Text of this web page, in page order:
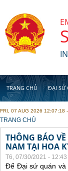
TRANG CHỦ ĐẠI SỨ
FRI, 07 AUG 2026 12:07:18
YOU ARE HERE
TRANG CHỦ
THÔNG BÁO
NAM TẠI HOA
T6, 07/30/2021 - 12:43
Để Đại sứ quán và